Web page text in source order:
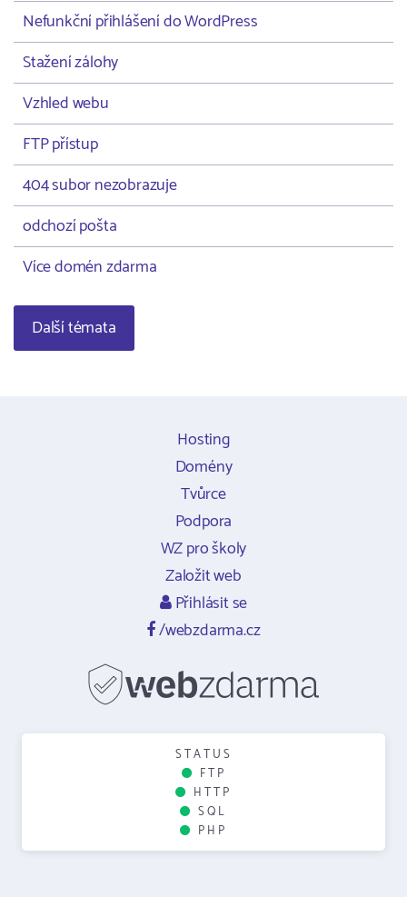
Nefunkční přihlášení do WordPress
Stažení zálohy
Vzhled webu
FTP přístup
404 subor nezobrazuje
odchozí pošta
Více domén zdarma
Další témata
Hosting
Domény
Tvůrce
Podpora
WZ pro školy
Založit web
Přihlásit se
/webzdarma.cz
STATUS
FTP
HTTP
SQL
PHP